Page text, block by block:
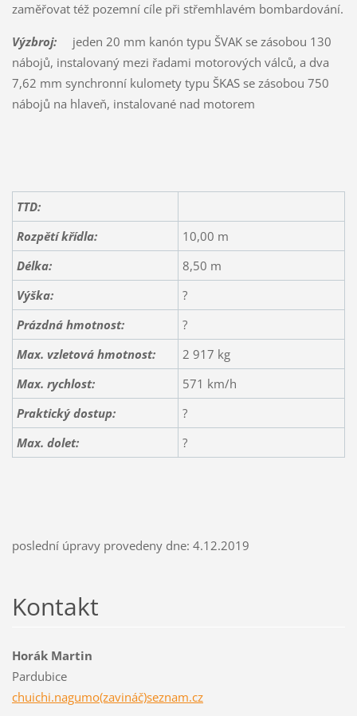
zaměřovat též pozemní cíle při střemhlavém bombardování.
Výzbroj:jeden 20 mm kanón typu ŠVAK se zásobou 130
nábojů, instalovaný mezi řadami motorových válců, a dva
7,62 mm synchronní kulomety typu ŠKAS se zásobou 750
nábojů na hlaveň, instalované nad motorem
TTD:
Rozpětí křídla:
10,00 m
Délka:
8,50 m
Výška:
?
Prázdná hmotnost:
?
Max. vzletová hmotnost:
2 917 kg
Max. rychlost:
571 km/h
Praktický dostup:
?
Max. dolet:
?
poslední úpravy provedeny dne: 4.12.2019
Kontakt
Horák Martin
Pardubice
chuichi.nagumo(zavináč)seznam.cz